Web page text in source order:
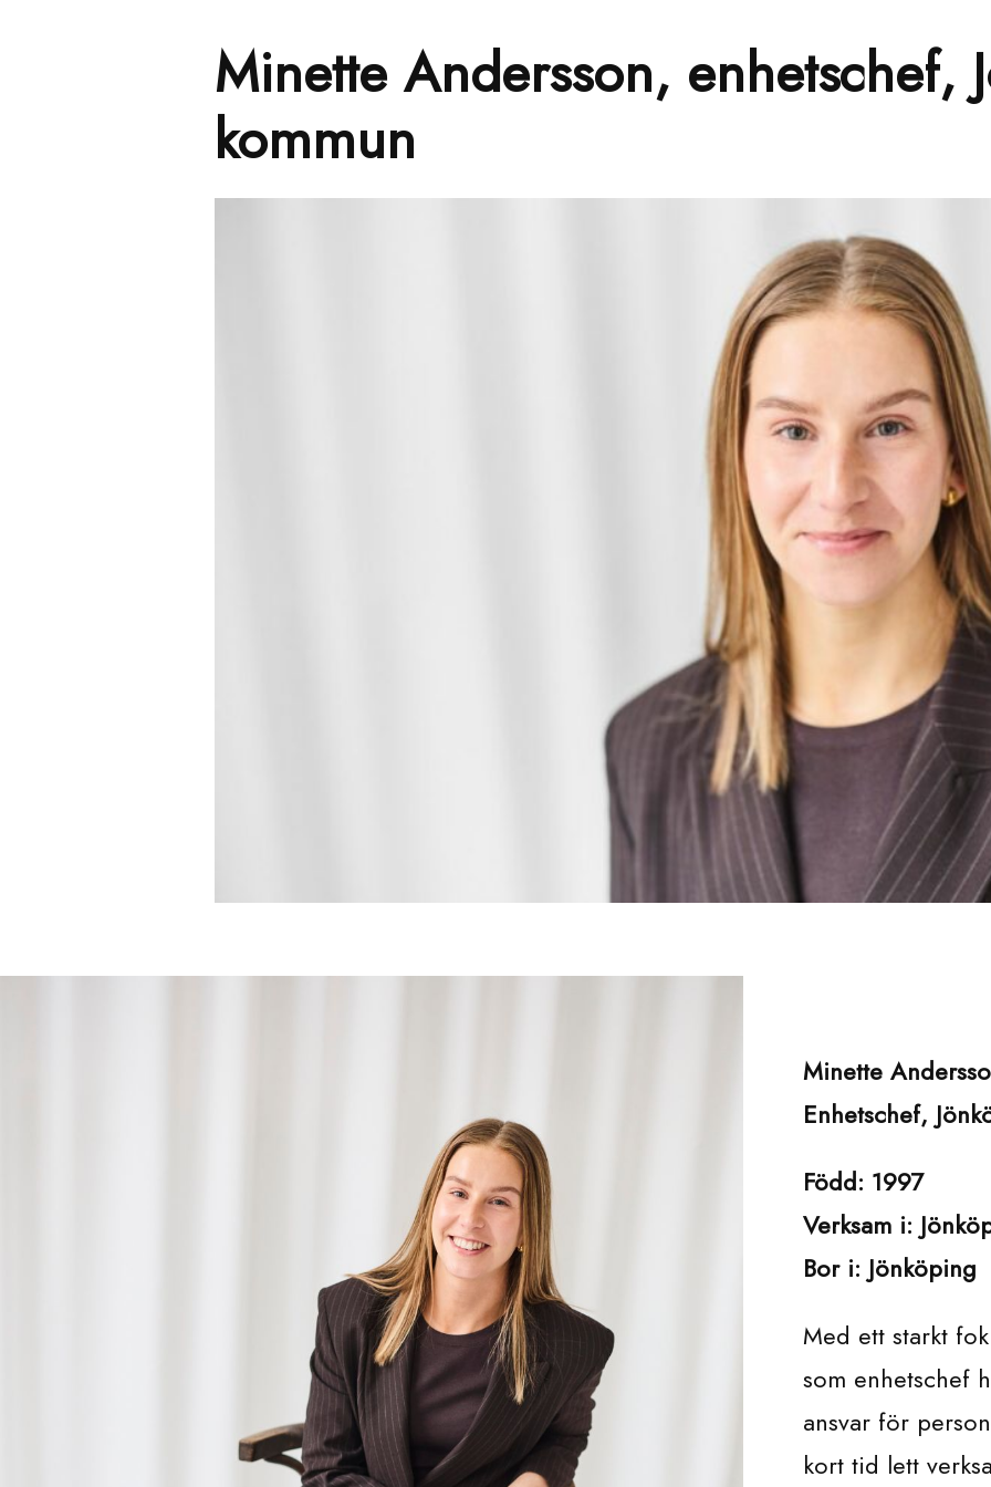
Minette Andersson, enhetschef,
kommun
Minette
Enhetschef,
Född: 1997
Verksam i:
Bor i: Jönköping
Med ett starkt
som enhetschef
ansvar för
kort tid lett